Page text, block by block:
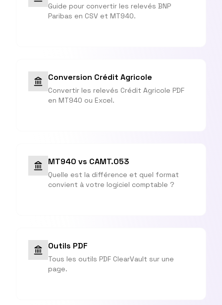
Guide pour convertir les relevés BNP
Paribas en CSV et MT940.
Conversion Crédit Agricole
Convertir les relevés Crédit Agricole PDF
en MT940 ou Excel.
MT940 vs CAMT.053
Quelle est la différence et quel format
convient à votre logiciel comptable ?
Outils PDF
Tous les outils PDF ClearVault sur une
page.